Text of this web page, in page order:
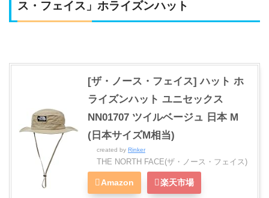
ス・フェイス」ホライズンハット
[ザ・ノース・フェイス] ハット ホ
ライズンハット ユニセックス
NN01707 ツイルベージュ 日本 M
(日本サイズM相当)
created by Rinker
THE NORTH FACE(ザ・ノース・フェイス)
Amazon 楽天市場